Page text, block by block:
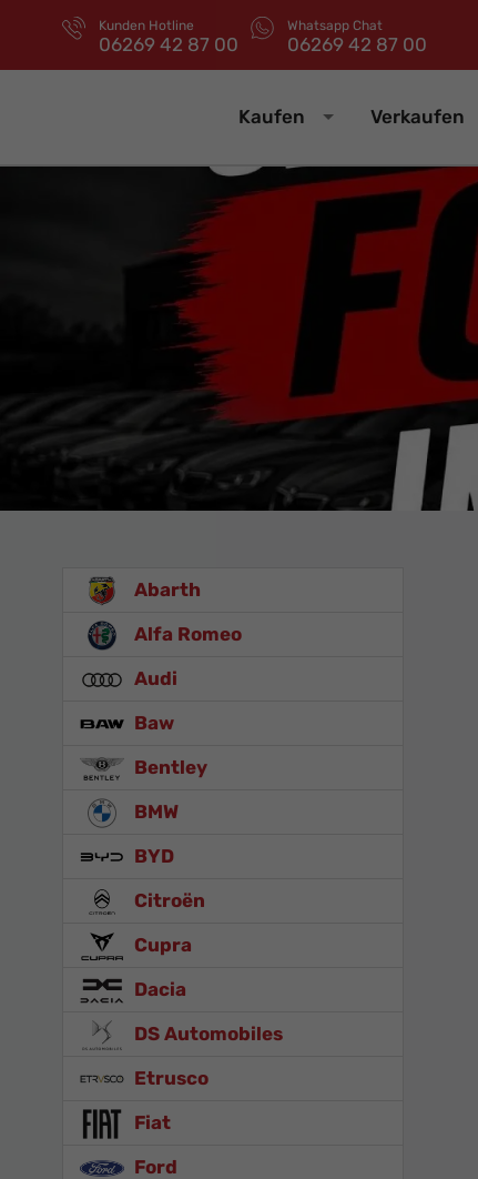
Kunden Hotline
06269 42 87 00
Whatsapp Chat
06269 42 87 00
Kaufen Verkaufen
Abarth
Alfa Romeo
Audi
Baw
Bentley
BMW
BYD
Citroën
Cupra
Dacia
DS Automobiles
Etrusco
Fiat
Ford